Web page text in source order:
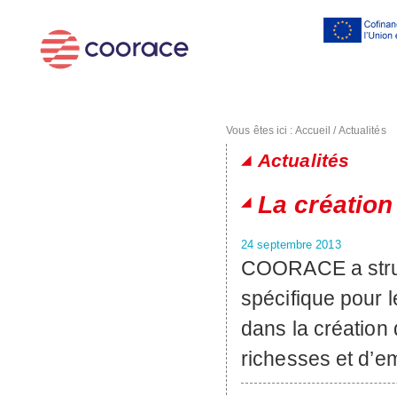
Vous êtes ici : Accueil /Actualités
Actualités
La
24 septembre 2013
COORACE a
spécifique pour
dans la création
richesses et
Pages